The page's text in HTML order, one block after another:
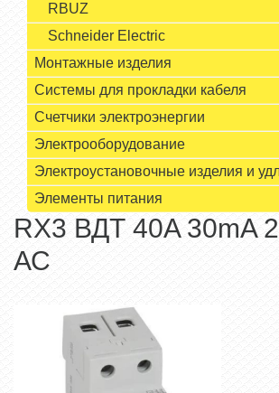
RBUZ
Schneider Electric
Монтажные изделия
Системы для прокладки кабеля
Счетчики электроэнергии
Электрооборудование
Электроустановочные изделия и
Элементы питания
RХ3 ВДТ 40A 30mA
АС